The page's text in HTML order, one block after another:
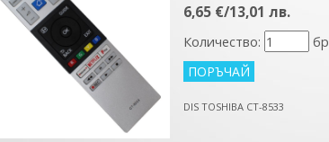
6,65 €/13,01 лв.
Количество:
DIS TOSHIBA CT-8533